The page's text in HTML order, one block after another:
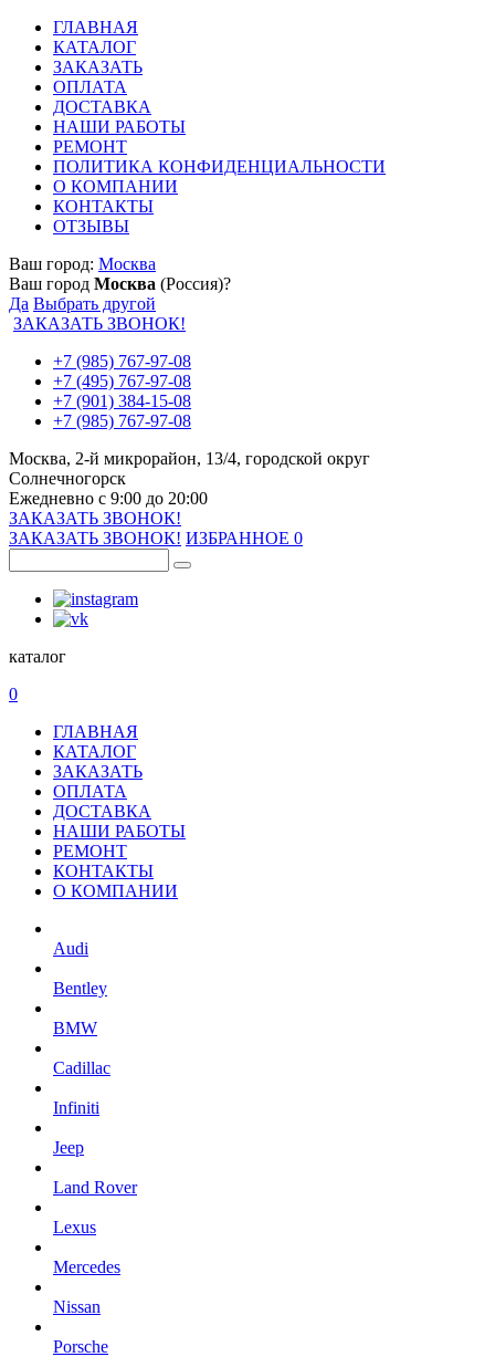
ГЛАВНАЯ
КАТАЛОГ
ЗАКАЗАТЬ
ОПЛАТА
ДОСТАВКА
НАШИ РАБОТЫ
РЕМОНТ
ПОЛИТИКА КОНФИДЕНЦИАЛЬНОСТИ
О КОМПАНИИ
КОНТАКТЫ
ОТЗЫВЫ
Ваш город: Москва
Ваш город Москва (Россия)?
Да Выбрать другой
ЗАКАЗАТЬ ЗВОНОК!
+7 (985) 767-97-08
+7 (495) 767-97-08
+7 (901) 384-15-08
+7 (985) 767-97-08
Москва, 2-й микрорайон, 13/4, городской округ
Солнечногорск
Ежедневно с 9:00 до 20:00
ЗАКАЗАТЬ ЗВОНОК!
ЗАКАЗАТЬ ЗВОНОК! ИЗБРАННОЕ 0
каталог
0
ГЛАВНАЯ
КАТАЛОГ
ЗАКАЗАТЬ
ОПЛАТА
ДОСТАВКА
НАШИ РАБОТЫ
РЕМОНТ
КОНТАКТЫ
О КОМПАНИИ
Audi
Bentley
BMW
Cadillac
Infiniti
Jeep
Land Rover
Lexus
Mercedes
Nissan
Porsche